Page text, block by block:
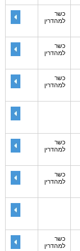
כשר
למהדרין
כשר
למהדרין
כשר
למהדרין
כשר
למהדרין
כשר
למהדרין
כשר
למהדרין